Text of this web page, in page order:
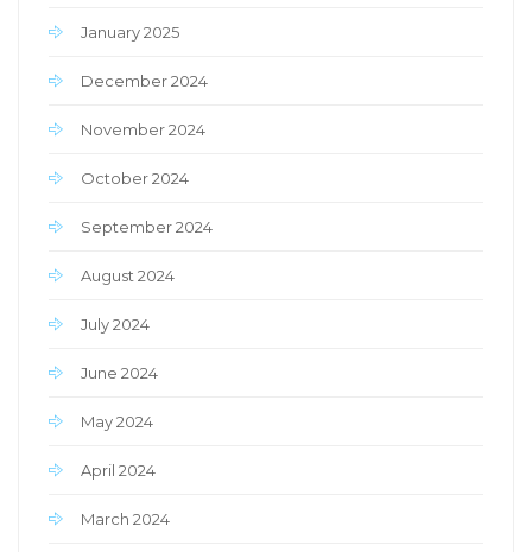
January 2025
December 2024
November 2024
October 2024
September 2024
August 2024
July 2024
June 2024
May 2024
April 2024
March 2024